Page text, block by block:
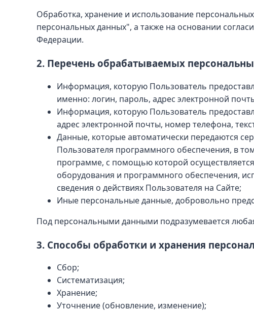
Обработка, хранение и использование
персональных данных", а также на основании
Федерации.
2. Перечень обрабатываемых
Информация, которую Пользователь
именно: логин, пароль, адрес электронной
Информация, которую Пользователь
адрес электронной почты, номер телефона,
Данные, которые автоматически передаются
Пользователя программного обеспечения, в
программе, с помощью которой осуществляется
оборудования и программного обеспечения,
сведения о действиях Пользователя на Сайте;
Иные персональные данные, добровольно
Под персональными данными подразумевается
3. Способы обработки и хранения
Сбор;
Систематизация;
Хранение;
Уточнение (обновление, изменение);